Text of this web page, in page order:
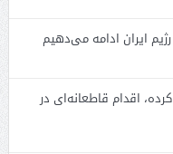
ایران ادامه می‌دهیم
اقدام قاطعانه‌ای در